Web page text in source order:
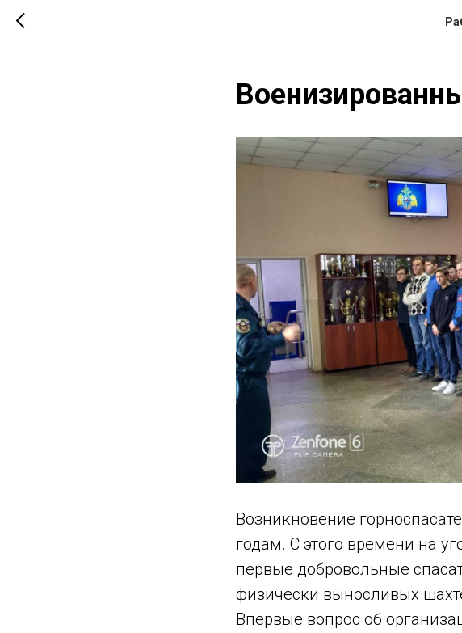
Возникновение
годам. С этого времени на
первые добровольные
физически выносливых
Впервые вопрос об